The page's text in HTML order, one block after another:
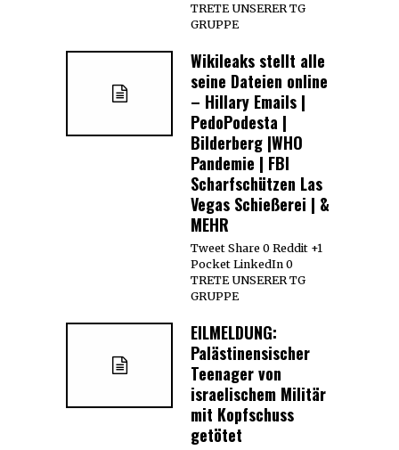
TRETE UNSERER TG
GRUPPE
Wikileaks stellt alle
seine Dateien online
– Hillary Emails |
PedoPodesta |
Bilderberg |WHO
Pandemie | FBI
Scharfschützen Las
Vegas Schießerei | &
MEHR
Tweet Share 0 Reddit +1
Pocket LinkedIn 0
TRETE UNSERER TG
GRUPPE
EILMELDUNG:
Palästinensischer
Teenager von
israelischem Militär
mit Kopfschuss
getötet